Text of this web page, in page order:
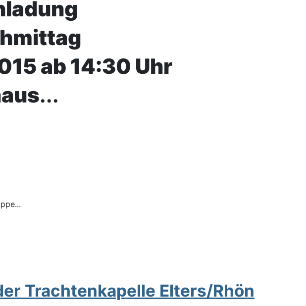
ab 14:30 Uhr
...
Trachtenkapelle Elters/Rhön